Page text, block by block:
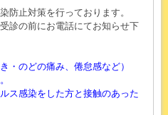
防止対策を行っております。
診の前にお電話にてお知らせ下
・のどの痛み、倦怠感など）
ス感染をした方と接触のあった